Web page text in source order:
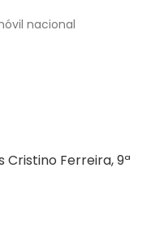
nacional
Ferreira, 9ª